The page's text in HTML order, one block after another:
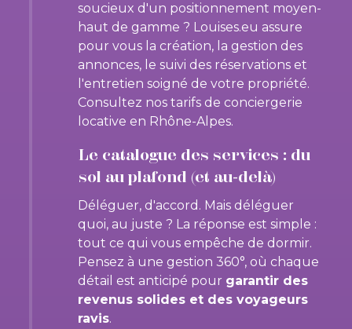
soucieux d'un positionnement moyen-
haut de gamme ? Louises.eu assure
pour vous la création, la gestion des
annonces, le suivi des réservations et
l'entretien soigné de votre propriété.
Consultez nos tarifs de conciergerie
locative en Rhône-Alpes.
Le catalogue des services : du
sol au plafond (et au-delà)
Déléguer, d'accord. Mais déléguer
quoi, au juste ? La réponse est simple :
tout ce qui vous empêche de dormir.
Pensez à une gestion 360°, où chaque
détail est anticipé pour garantir des
revenus solides et des voyageurs
ravis.